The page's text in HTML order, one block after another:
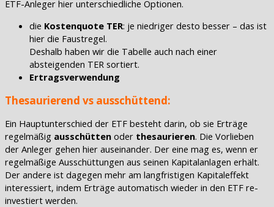
ETF-Anleger hier unterschiedliche Optionen.
die Kostenquote TER: je niedriger desto besser – das ist
hier die Faustregel.
Deshalb haben wir die Tabelle auch nach einer
absteigenden TER sortiert.
Ertragsverwendung
Thesaurierend vs ausschüttend:
Ein Hauptunterschied der ETF besteht darin, ob sie Erträge
regelmäßig ausschütten oder thesaurieren. Die Vorlieben
der Anleger gehen hier auseinander. Der eine mag es, wenn er
regelmäßige Ausschüttungen aus seinen Kapitalanlagen erhält.
Der andere ist dagegen mehr am langfristigen Kapitaleffekt
interessiert, indem Erträge automatisch wieder in den ETF re-
investiert werden.